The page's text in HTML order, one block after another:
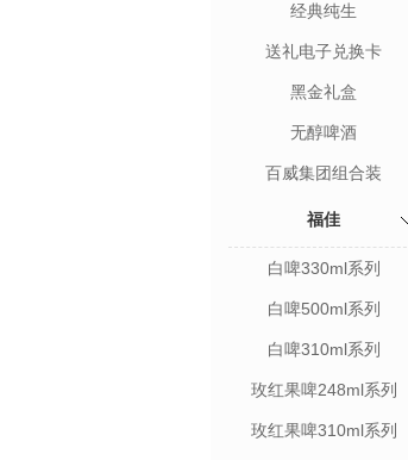
经典纯生
送礼电子兑换卡
黑金礼盒
无醇啤酒
百威集团组合装
福佳
白啤330ml系列
白啤500ml系列
白啤310ml系列
玫红果啤248ml系列
玫红果啤310ml系列